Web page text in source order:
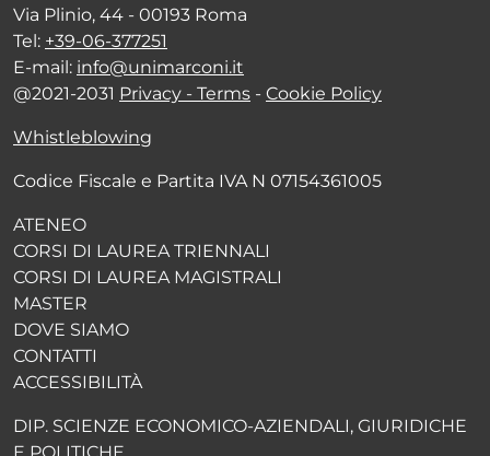
Via Plinio, 44 - 00193 Roma
Tel: +39-06-377251
E-mail: info@unimarconi.it
@2021-2031 Privacy - Terms - Cookie Policy
Whistleblowing
Codice Fiscale e Partita IVA N 07154361005
ATENEO
CORSI DI LAUREA TRIENNALI
CORSI DI LAUREA MAGISTRALI
MASTER
DOVE SIAMO
CONTATTI
ACCESSIBILITÀ
DIP. SCIENZE ECONOMICO-AZIENDALI, GIURIDICHE